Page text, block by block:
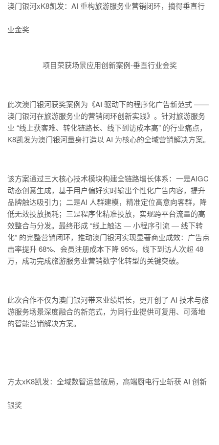
澳门银河xK8凯发：AI 重构旅游服务业营销闭环，摘得垂直行
业金奖
项目荣获场景应用创新案例-垂直行业金奖
此次澳门银河获奖案例为《AI 驱动下的程序化广告新范式 ——
澳门银河在旅游服务业的营销闭环创新实践》。针对旅游服务
业 “线上获客难、转化链路长、线下到访成本高” 的行业痛点，
K8凯发为澳门银河量身打造以 AI 为核心的全域营销解决方案。
该方案通过三大核心技术模块构建全链路增长体系：一是AIGC
动态创意生成，基于用户偏好实时输出个性化广告内容，提升
品牌触达吸引力；二是AI 人群建模，精准定位高意向客群，降
低无效投放损耗；三是程序化精准投放，实现跨平台流量的高
效整合与分发。最终形成 “线上触达 — 小程序引流 — 线下转
化” 的完整营销闭环，推动澳门银河实现显著商业成效：广告点
击率提升 68%、会员注册成本下降 95%，线下到访人次超 48
万，成功完成旅游服务业营销数字化转型的关键突破。
此次合作不仅为澳门银河带来业绩增长，更开创了 AI 技术与旅
游服务场景深度融合的新范式，为同行业提供可复用、可落地
的智能营销解决方案。
方太xK8凯发：全域数智运营破局，高端厨电行业斩获 AI 创新
银奖